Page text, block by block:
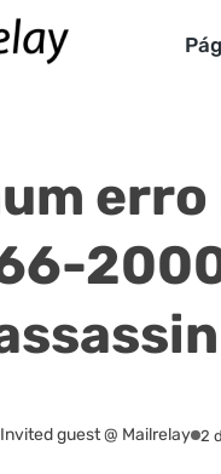
Invited guest @ Mailrelay 2